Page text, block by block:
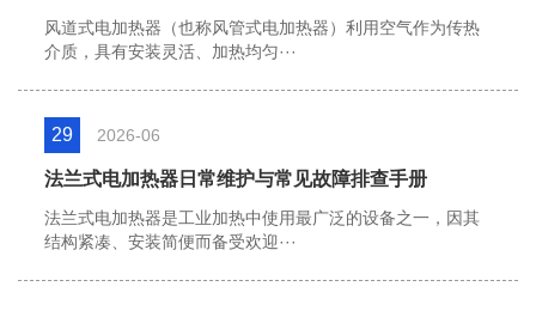
风道式电加热器（也称风管式电加热器）利用空气作为传热
介质，具有安装灵活、加热均匀···
29 2026-06
法兰式电加热器日常维护与常见故障排查手册
法兰式电加热器是工业加热中使用最广泛的设备之一，因其
结构紧凑、安装简便而备受欢迎···